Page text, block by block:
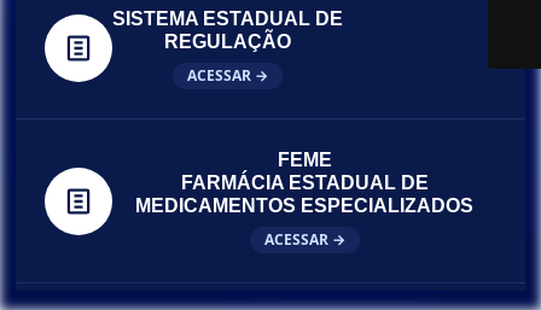
SISTEMA ESTADUAL DE
REGULAÇÃO
ACESSAR →
FEME
FARMÁCIA ESTADUAL DE
MEDICAMENTOS ESPECIALIZADOS
ACESSAR →